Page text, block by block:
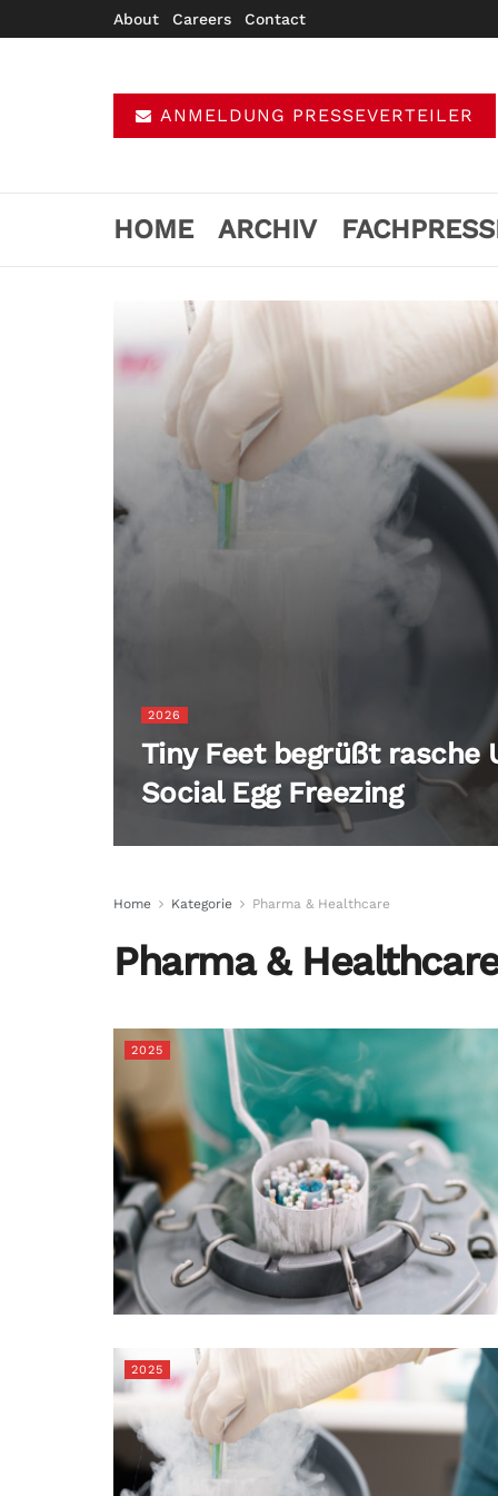
About Careers Contact
ANMELDUNG PRESSEVERTEILER
HOME ARCHIV
2026
Tiny Feet begrüßt rasche
Social Egg Freezing
Home Kategorie Pharma & Healthcare
Pharma &
2025
2025